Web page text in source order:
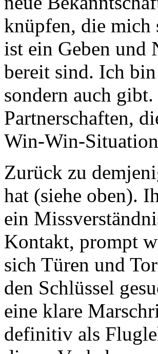
knüpfen, die mich
ist ein Geben und
bereit sind. Ich
sondern auch
Partnerschaften,
Win-Win-
Zurück zu
hat (siehe oben).
ein
Kontakt, prompt
sich Türen und
den Schlüssel
eine klare
definitiv als